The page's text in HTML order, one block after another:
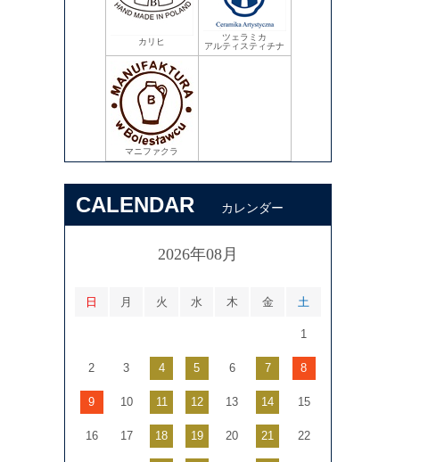
カリヒ
ツェラミカ
アルティスティチナ
マニファクラ
CALENDAR カレンダー
2026年08月
日 月 火 水 木 金 土
1
2 3 4 5 6 7 8
9 10 11 12 13 14 15
16 17 18 19 20 21 22